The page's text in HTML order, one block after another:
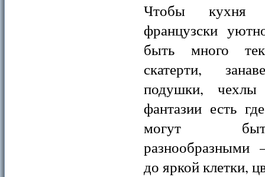
Чтобы кухня
французски
быть много
скатерти,
подушки,
фантазии есть
могут
до яркой клетки,